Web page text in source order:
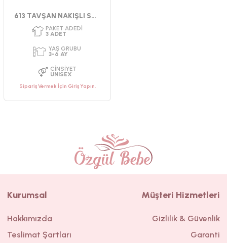
PAKET ADEDI PAKET ADEDI
613 TAVŞAN NAKIŞLI SET
Sipariş Vermek İçin Giriş Yapın.
Kurumsal
Hakkımızda
Teslimat Şartları
Müşteri Hizmetleri
Gizlilik & Güvenlik
Garanti